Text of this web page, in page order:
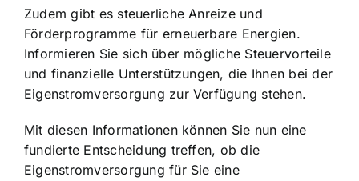
Zudem gibt es steuerliche Anreize und
Förderprogramme für erneuerbare Energien.
Informieren Sie sich über mögliche Steuervorteile
und finanzielle Unterstützungen, die Ihnen bei der
Eigenstromversorgung zur Verfügung stehen.
Mit diesen Informationen können Sie nun eine
fundierte Entscheidung treffen, ob die
Eigenstromversorgung für Sie eine